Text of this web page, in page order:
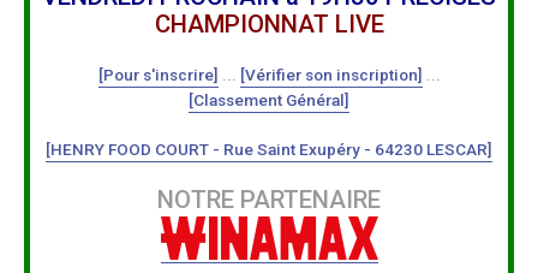
CHAMPIONNAT LIVE
[Pour s'inscrire] [Vérifier son inscription]
[Classement Général]
[HENRY FOOD COURT - Rue Saint Exupéry - 64230 LESCAR]
NOTRE PARTENAIRE